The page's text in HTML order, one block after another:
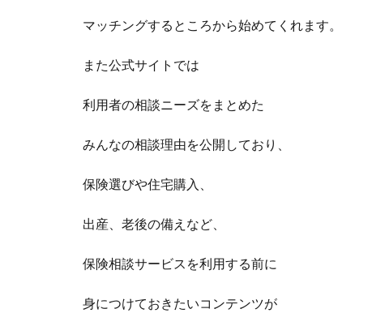
マッチングするところから始めてくれます。
また公式サイトでは
利用者の相談ニーズをまとめた
みんなの相談理由を公開しており、
保険選びや住宅購入、
出産、老後の備えなど、
保険相談サービスを利用する前に
身につけておきたいコンテンツが